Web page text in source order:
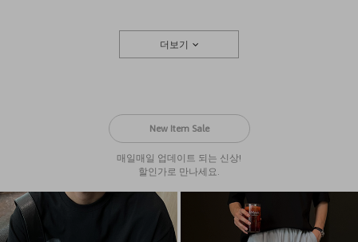
더보기
New Item Sale
매일매일 업데이트 되는 신상!
할인가로 만나세요.